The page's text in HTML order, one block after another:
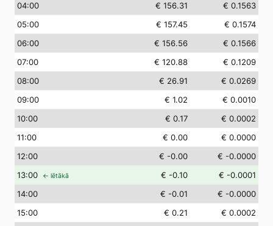
04:00 € 156.31
€ 0.1563
05:00 € 157.45
€ 0.1574
06:00 € 156.56
€ 0.1566
07:00 € 120.88
€ 0.1209
08:00 € 26.91
€ 0.0269
09:00 € 1.02
€ 0.0010
10:00 € 0.17
€ 0.0002
11:00 € 0.00
€ 0.0000
12:00 € -0.00
€ -0.0000
13:00 ← lētākā € -0.10
€ -0.0001
14:00 € -0.01
€ -0.0000
15:00 € 0.21
€ 0.0002